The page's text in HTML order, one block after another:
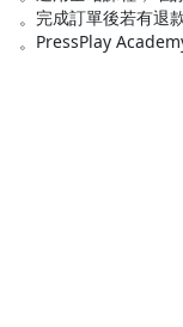
。完成訂單後若有退
。PressPlay